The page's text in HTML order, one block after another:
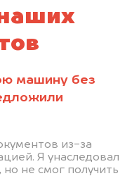
машину без
из-за
Я унаследовал
не смог получить